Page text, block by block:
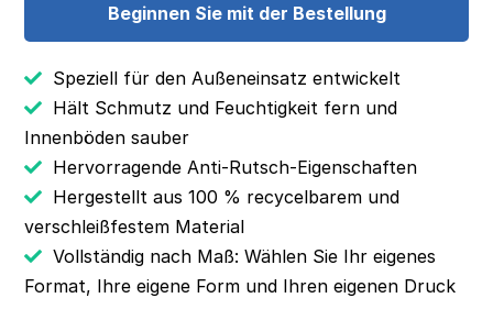
Beginnen Sie mit der Bestellung
Speziell für den Außeneinsatz entwickelt
Hält Schmutz und Feuchtigkeit fern und
Innenböden sauber
Hervorragende Anti-Rutsch-Eigenschaften
Hergestellt aus 100 % recycelbarem und
verschleißfestem Material
Vollständig nach Maß: Wählen Sie Ihr eigenes
Format, Ihre eigene Form und Ihren eigenen Druck